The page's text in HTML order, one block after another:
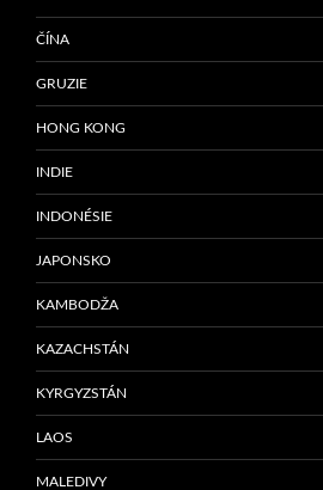
ČÍNA
GRUZIE
HONG KONG
INDIE
INDONÉSIE
JAPONSKO
KAMBODŽA
KAZACHSTÁN
KYRGYZSTÁN
LAOS
MALEDIVY